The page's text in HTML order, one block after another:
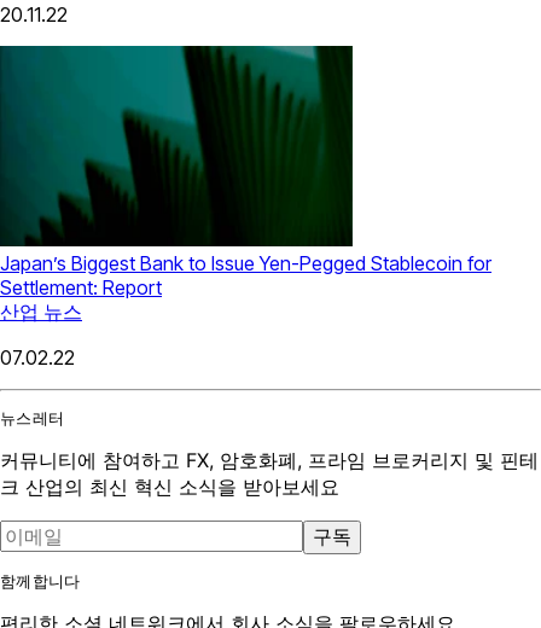
20.11.22
Japan’s Biggest Bank to Issue Yen-Pegged Stablecoin for
Settlement: Report
산업 뉴스
07.02.22
뉴스레터
커뮤니티에 참여하고 FX, 암호화폐, 프라임 브로커리지 및 핀테
크 산업의 최신 혁신 소식을 받아보세요
구독
함께합니다
편리한 소셜 네트워크에서 회사 소식을 팔로우하세요